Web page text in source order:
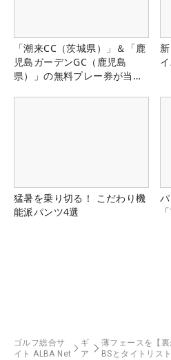
「潮来CC（茨城県）」＆「鹿
児島ガーデンGC（鹿児島
県）」の無料プレー券が当た
猛暑を乗り切る！ こだわり機
能派パンツ4選
ゴルフ総合サ
イト ALBA Net
ギ
ア
薄フェースを【裏
BSとタイトリス